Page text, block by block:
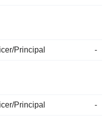
Principal -
Principal -